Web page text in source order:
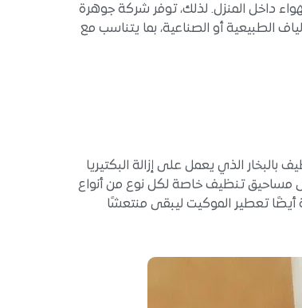
داخل المنزل. لذلك، توفر شركة جوهرة
الطبيعية أو الصناعية، بما يتناسب مع
الذي يعمل على إزالة البكتيريا
مساحيق تنظيف خاصة لكل نوع من أنواع
أيضًا تعطير الموكيت ليبقى منتعشًا